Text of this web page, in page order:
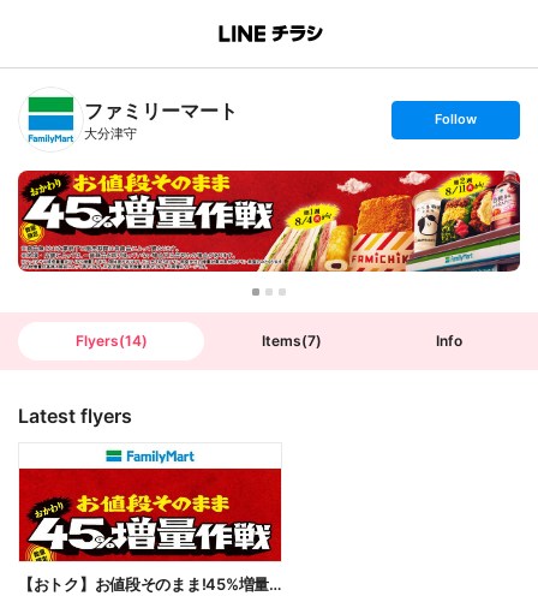
B
n
T
ファミリーマート
大分津守
s
t
o
l
l
o
w
Follow
Flyers(14) Items(7) Info
Latest flyers
【おトク】お値段そのまま!45%増量作戦!